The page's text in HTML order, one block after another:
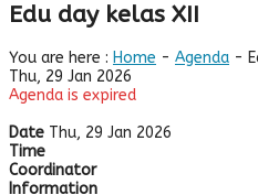
Edu day kelas XII
You are here : Home - Agenda -
Thu, 29 Jan 2026
Agenda is expired
Date Thu, 29 Jan 2026
Time
Coordinator
Information